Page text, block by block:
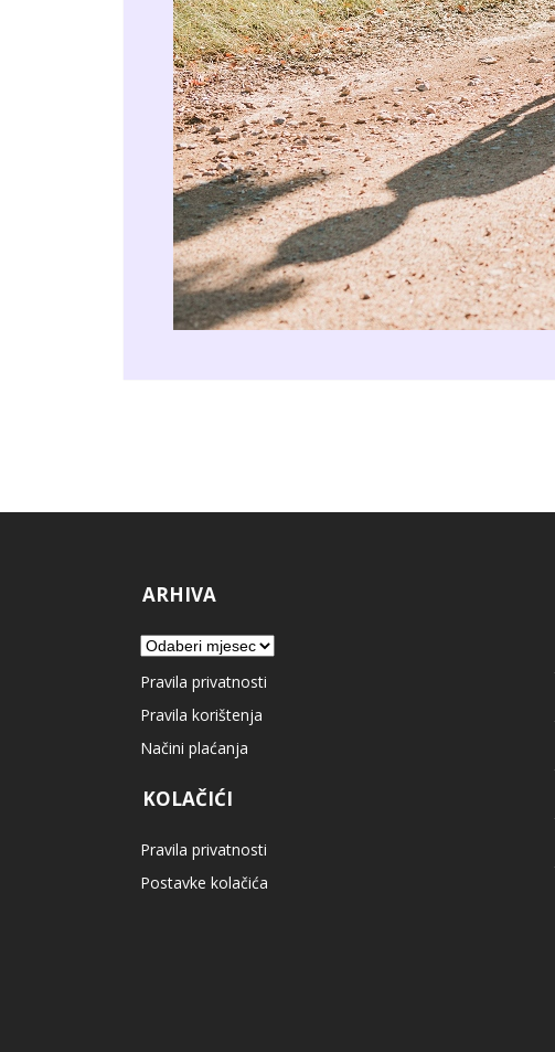
ARHIVA
Arhiva
Pravila privatnosti
Pravila korištenja
Načini plaćanja
KOLAČIĆI
Pravila privatnosti
Postavke kolačića